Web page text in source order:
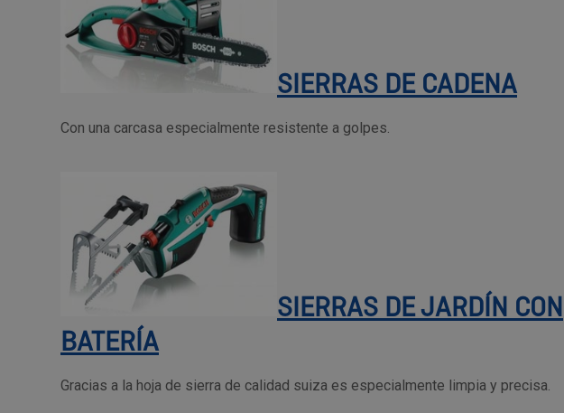
SIERRAS DE CADENA
Con una carcasa especialmente resistente a golpes.
SIERRAS DE JARDÍN CON
BATERÍA
Gracias a la hoja de sierra de calidad suiza es especialmente limpia y precisa.